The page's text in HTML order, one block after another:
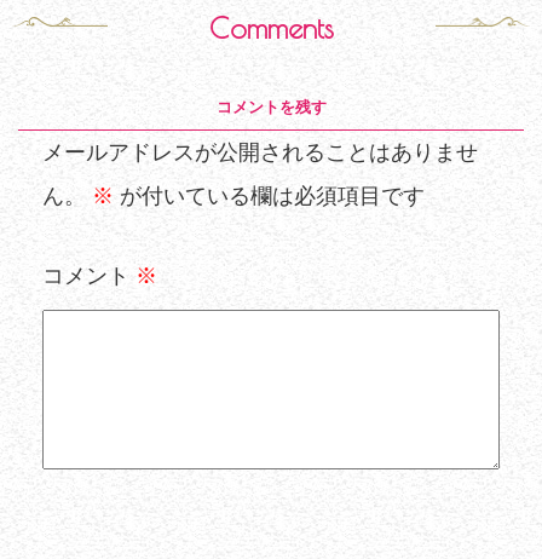
Comments
コメントを残す
メールアドレスが公開されることはありませ
ん。
※ が付いている欄は必須項目です
コメント ※